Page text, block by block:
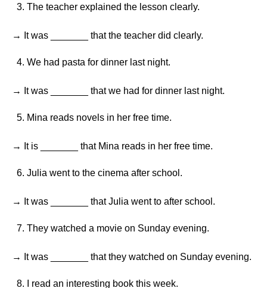
The teacher explained the lesson clearly.
→ It was _______ that the teacher did clearly.
We had pasta for dinner last night.
→ It was _______ that we had for dinner last night.
Mina reads novels in her free time.
→ It is _______ that Mina reads in her free time.
Julia went to the cinema after school.
→ It was _______ that Julia went to after school.
They watched a movie on Sunday evening.
→ It was _______ that they watched on Sunday evening.
I read an interesting book this week.